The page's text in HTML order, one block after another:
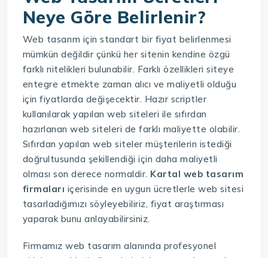
Neye Göre Belirlenir?
Web tasarım için standart bir fiyat belirlenmesi
mümkün değildir çünkü her sitenin kendine özgü
farklı nitelikleri bulunabilir. Farklı özellikleri siteye
entegre etmekte zaman alıcı ve maliyetli olduğu
için fiyatlarda değişecektir. Hazır scriptler
kullanılarak yapılan web siteleri ile sıfırdan
hazırlanan web siteleri de farklı maliyette olabilir.
Sıfırdan yapılan web siteler müşterilerin istediği
doğrultusunda şekillendiği için daha maliyetli
olması son derece normaldir. Kartal web tasarım
firmaları içerisinde en uygun ücretlerle web sitesi
tasarladığımızı söyleyebiliriz, fiyat araştırması
yaparak bunu anlayabilirsiniz.
Firmamız web tasarım alanında profesyonel